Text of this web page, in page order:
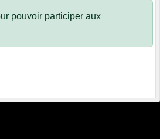
pouvoir participer aux